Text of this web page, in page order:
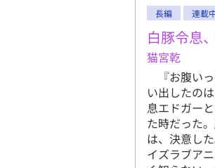
長編 連載
白豚令息
猫宮乾
『お腹い
い出したの
息エドガー
た時だった
は、決意し
イズラブア